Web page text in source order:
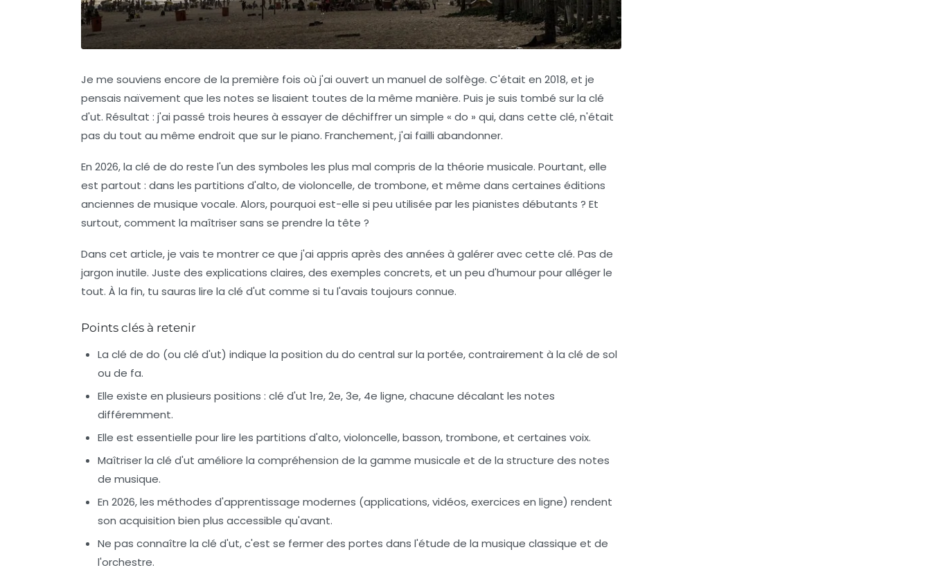
Je me souviens encore de la première fois où j'ai ouvert un manuel de solfège. C'était en 2018, et je
pensais naïvement que les notes se lisaient toutes de la même manière. Puis je suis tombé sur la clé
d'ut. Résultat : j'ai passé trois heures à essayer de déchiffrer un simple « do » qui, dans cette clé, n'était
pas du tout au même endroit que sur le piano. Franchement, j'ai failli abandonner.
En 2026, la clé de do reste l'un des symboles les plus mal compris de la théorie musicale. Pourtant, elle
est partout : dans les partitions d'alto, de violoncelle, de trombone, et même dans certaines éditions
anciennes de musique vocale. Alors, pourquoi est-elle si peu utilisée par les pianistes débutants ? Et
surtout, comment la maîtriser sans se prendre la tête ?
Dans cet article, je vais te montrer ce que j'ai appris après des années à galérer avec cette clé. Pas de
jargon inutile. Juste des explications claires, des exemples concrets, et un peu d'humour pour alléger le
tout. À la fin, tu sauras lire la clé d'ut comme si tu l'avais toujours connue.
Points clés à retenir
La clé de do (ou clé d'ut) indique la position du do central sur la portée, contrairement à la clé de sol
ou de fa.
Elle existe en plusieurs positions : clé d'ut 1re, 2e, 3e, 4e ligne, chacune décalant les notes
différemment.
Elle est essentielle pour lire les partitions d'alto, violoncelle, basson, trombone, et certaines voix.
Maîtriser la clé d'ut améliore la compréhension de la gamme musicale et de la structure des notes
de musique.
En 2026, les méthodes d'apprentissage modernes (applications, vidéos, exercices en ligne) rendent
son acquisition bien plus accessible qu'avant.
Ne pas connaître la clé d'ut, c'est se fermer des portes dans l'étude de la musique classique et de
l'orchestre.